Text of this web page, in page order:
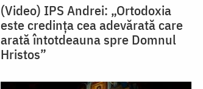
(Video) IPS Andrei: „Ortodoxia
este credința cea adevărată care
arată întotdeauna spre Domnul
Hristos”